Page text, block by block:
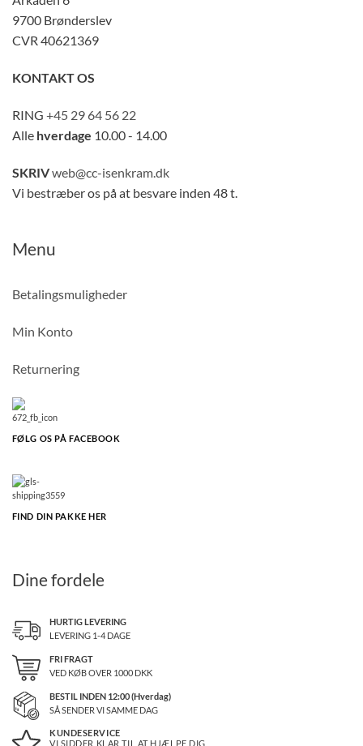
9700 Brønderslev
CVR 40621369
KONTAKT OS
RING +45 29 64 56 22
Alle hverdage 10.00 - 14.00
SKRIVweb@cc-isenkram.dk
Vi bestræber os på at besvare inden 48 t.
Menu
Betalingsmuligheder
Min Konto
Returnering
FØLG OS PÅ FACEBOOK
FIND DIN PAKKE HER
Dine fordele
HURTIG LEVERING
LEVERING 1-4 DAGE
FRI FRAGT
VED KØB OVER 1000DKK
BESTIL INDEN 12:00 (Hverdag)
SÅ SENDER VI SAMME DAG
KUNDESERVICE
VI SIDDER KLAR TIL AT HJÆLPE DIG